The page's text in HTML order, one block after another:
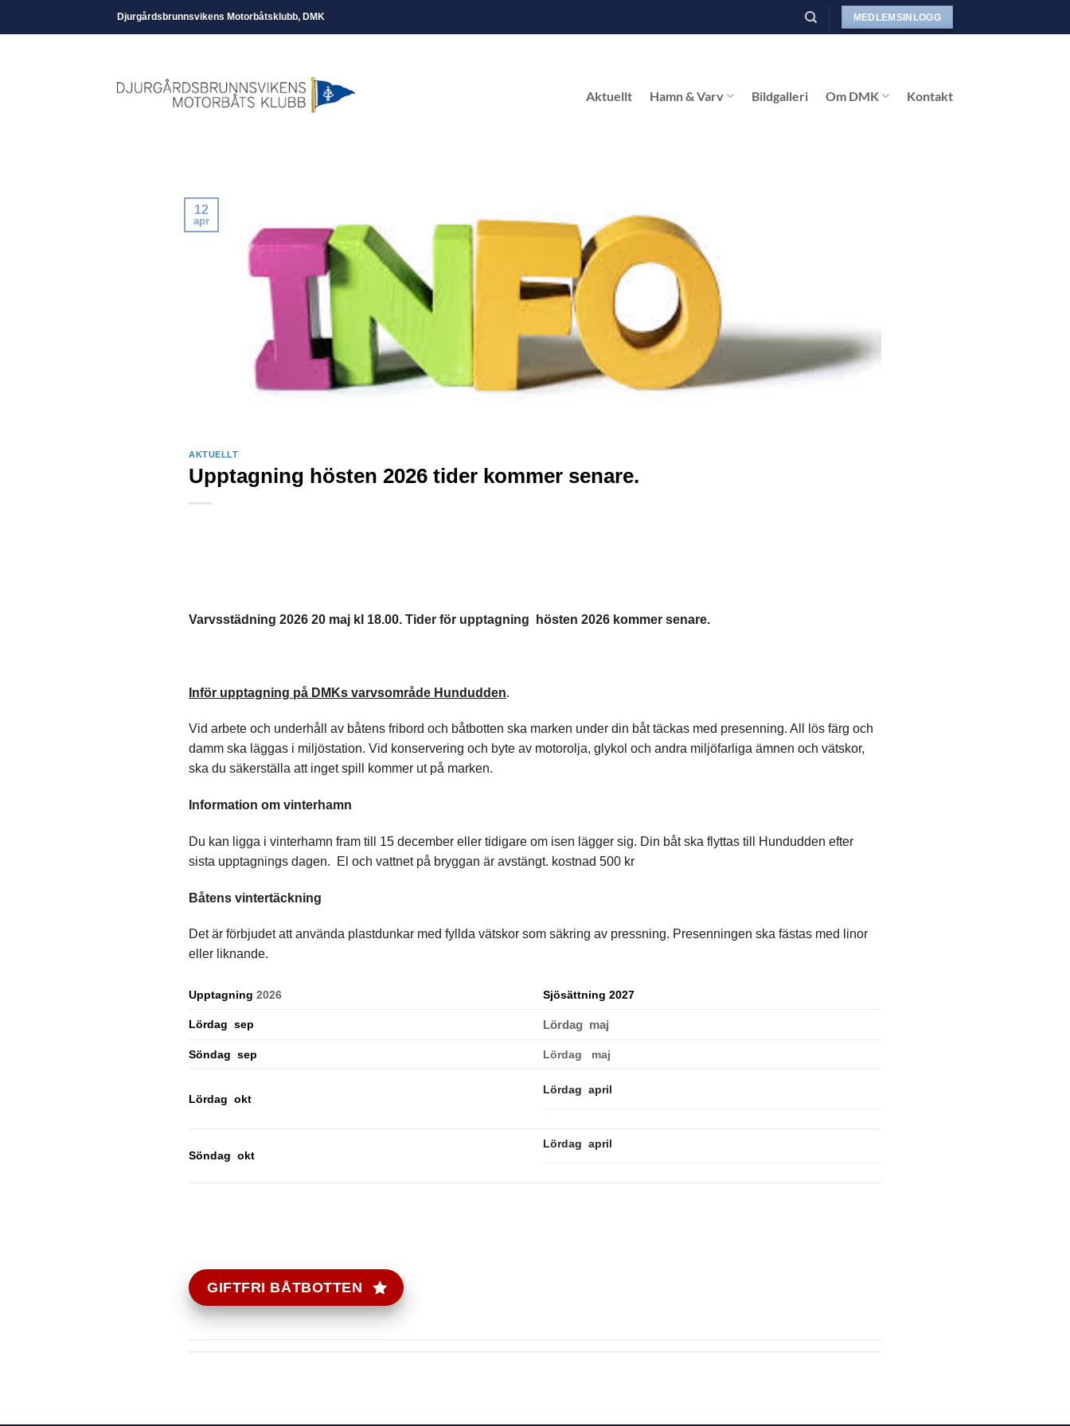
Djurgårdsbrunnsvikens Motorbåtsklubb, DMK MEDLEMSINLOGG
Aktuellt Hamn & Varv Bildgalleri Om DMK Kontakt
12
apr
AKTUELLT
Upptagning hösten 2026 tider kommer senare.
Varvsstädning 2026 20 maj kl 18.00. Tider för upptagning hösten 2026 kommer senare.
Inför upptagning på DMKs varvsområde Hundudden.
Vid arbete och underhåll av båtens fribord och båtbotten ska marken under din båt täckas med presenning. All lös färg och
damm ska läggas i miljöstation. Vid konservering och byte av motorolja, glykol och andra miljöfarliga ämnen och vätskor,
ska du säkerställa att inget spill kommer ut på marken.
Information om vinterhamn
Du kan ligga i vinterhamn fram till 15 december eller tidigare om isen lägger sig. Din båt ska flyttas till Hundudden efter
sista upptagnings dagen. El och vattnet på bryggan är avstängt. kostnad 500 kr
Båtens vintertäckning
Det är förbjudet att använda plastdunkar med fyllda vätskor som säkring av pressning. Presenningen ska fästas med linor
eller liknande.
Upptagning 2026 Sjösättning 2027
Lördag sep Lördag maj
Söndag sep Lördag maj
Lördag okt
Lördag april
Söndag okt
Lördag april
GIFTFRI BÅTBOTTEN